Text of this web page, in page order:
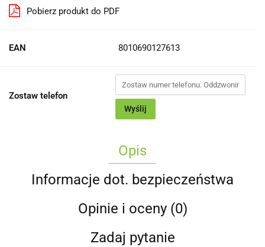
Pobierz produkt do PDF
EAN 8010690127613
Zostaw telefon
Wyślij
Opis
Informacje dot. bezpieczeństwa
Opinie i oceny (0)
Zadaj pytanie